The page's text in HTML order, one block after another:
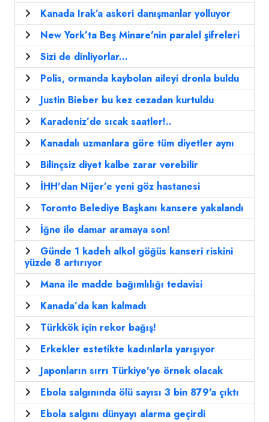
Kanada Irak’a askeri danışmanlar yolluyor
New York’ta Beş Minare'nin paralel şifreleri
Sizi de dinliyorlar...
Polis, ormanda kaybolan aileyi dronla buldu
Justin Bieber bu kez cezadan kurtuldu
Karadeniz’de sıcak saatler!..
Kanadalı uzmanlara göre tüm diyetler aynı
Bilinçsiz diyet kalbe zarar verebilir
İHH'dan Nijer’e yeni göz hastanesi
Toronto Belediye Başkanı kansere yakalandı
İğne ile damar aramaya son!
Günde 1 kadeh alkol göğüs kanseri riskini
yüzde 8 artırıyor
Mana ile madde bağımlılığı tedavisi
Kanada’da kan kalmadı
Türkkök için rekor bağış!
Erkekler estetikte kadınlarla yarışıyor
Japonların sırrı Türkiye'ye örnek olacak
Ebola salgınında ölü sayısı 3 bin 879'a çıktı
Ebola salgını dünyayı alarma geçirdi